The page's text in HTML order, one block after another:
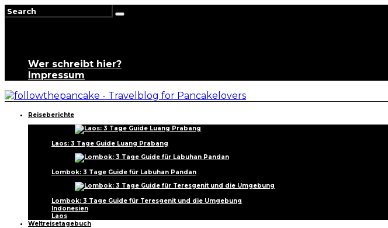
Wer schreibt hier?
Impressum
Reiseberichte
Laos: 3 Tage Guide Luang Prabang
Lombok: 3 Tage Guide für Labuhan Pandan
Lombok: 3 Tage Guide für Teresgenit und die Umgebung
Indonesien
Laos
Weltreisetagebuch